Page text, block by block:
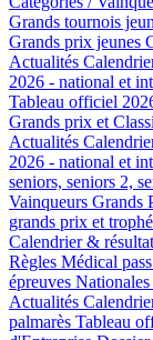
Grands tournois
Grands prix jeunes
Actualités
2026 - national et
Tableau officiel
Grands prix et
Actualités
2026 - national et
seniors, seniors 2,
Vainqueurs Grands
grands prix et
Calendrier &
Règles Médical pass
épreuves
Actualités
palmarès Tableau